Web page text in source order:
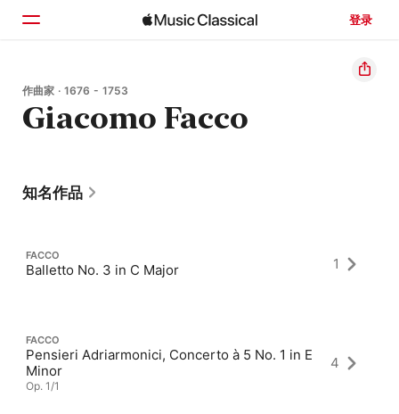
登录
主页
浏览
作曲家 · 1676 - 1753
Giacomo Facco
知名作品
FACCO
Balletto No. 3 in C Major 1
FACCO
Pensieri Adriarmonici, Concerto à 5 No. 1 in E
Minor
Op. 1/1
4